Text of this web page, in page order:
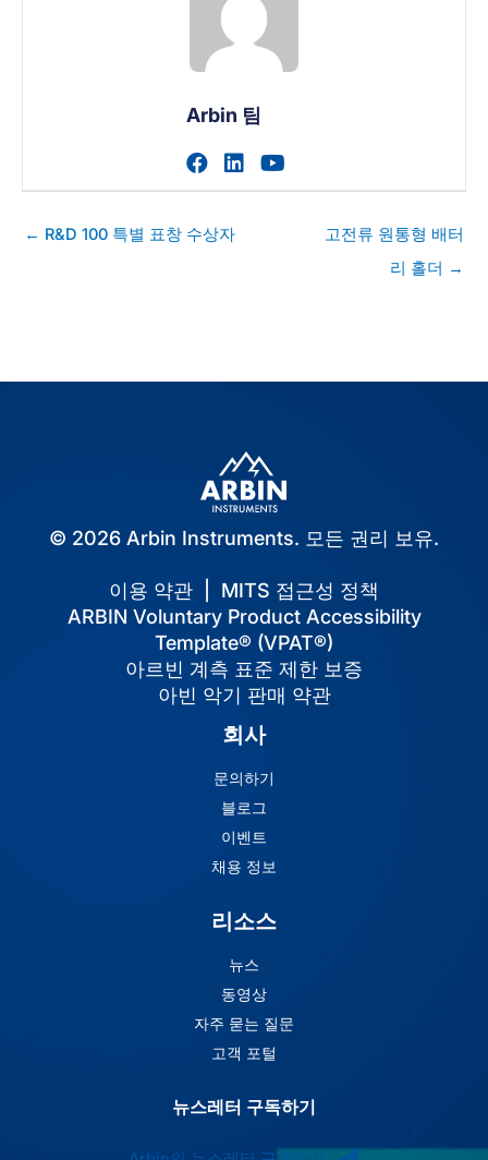
Arbin 팀
작가의 facebook 프로필 방
작가의 linkedin 프로필
← R&D 100 특별 표창 수상자
고전류 원통형 배터
리 홀더 →
© 2026 Arbin Instruments. 모든 권리 보유.
이용 약관
MITS 접근성 정책
ARBIN Voluntary Product Accessibility
Template® (VPAT®)
아르빈 계측 표준 제한 보증
아빈 악기 판매 약관
회사
문의하기
블로그
이벤트
채용 정보
리소스
뉴스
동영상
자주 묻는 질문
고객 포털
뉴스레터 구독하기